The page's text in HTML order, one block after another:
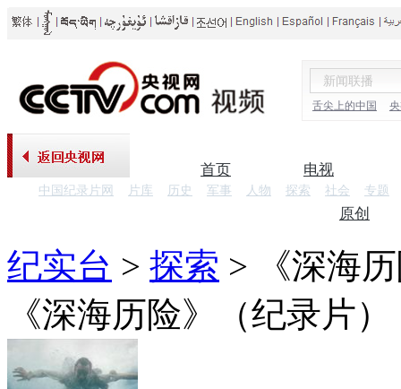
舌尖上的中国
首页 电视
中国纪录片网 片库 历史 军事 人物 探索 社会 专题
原创
纪实台 > 探索 >
《深海
《深海历险》（纪录片）